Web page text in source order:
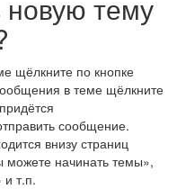
новую тему
щёлкните по кнопке
в теме щёлкните
сообщение.
внизу страниц
начинать темы»,
т.п.